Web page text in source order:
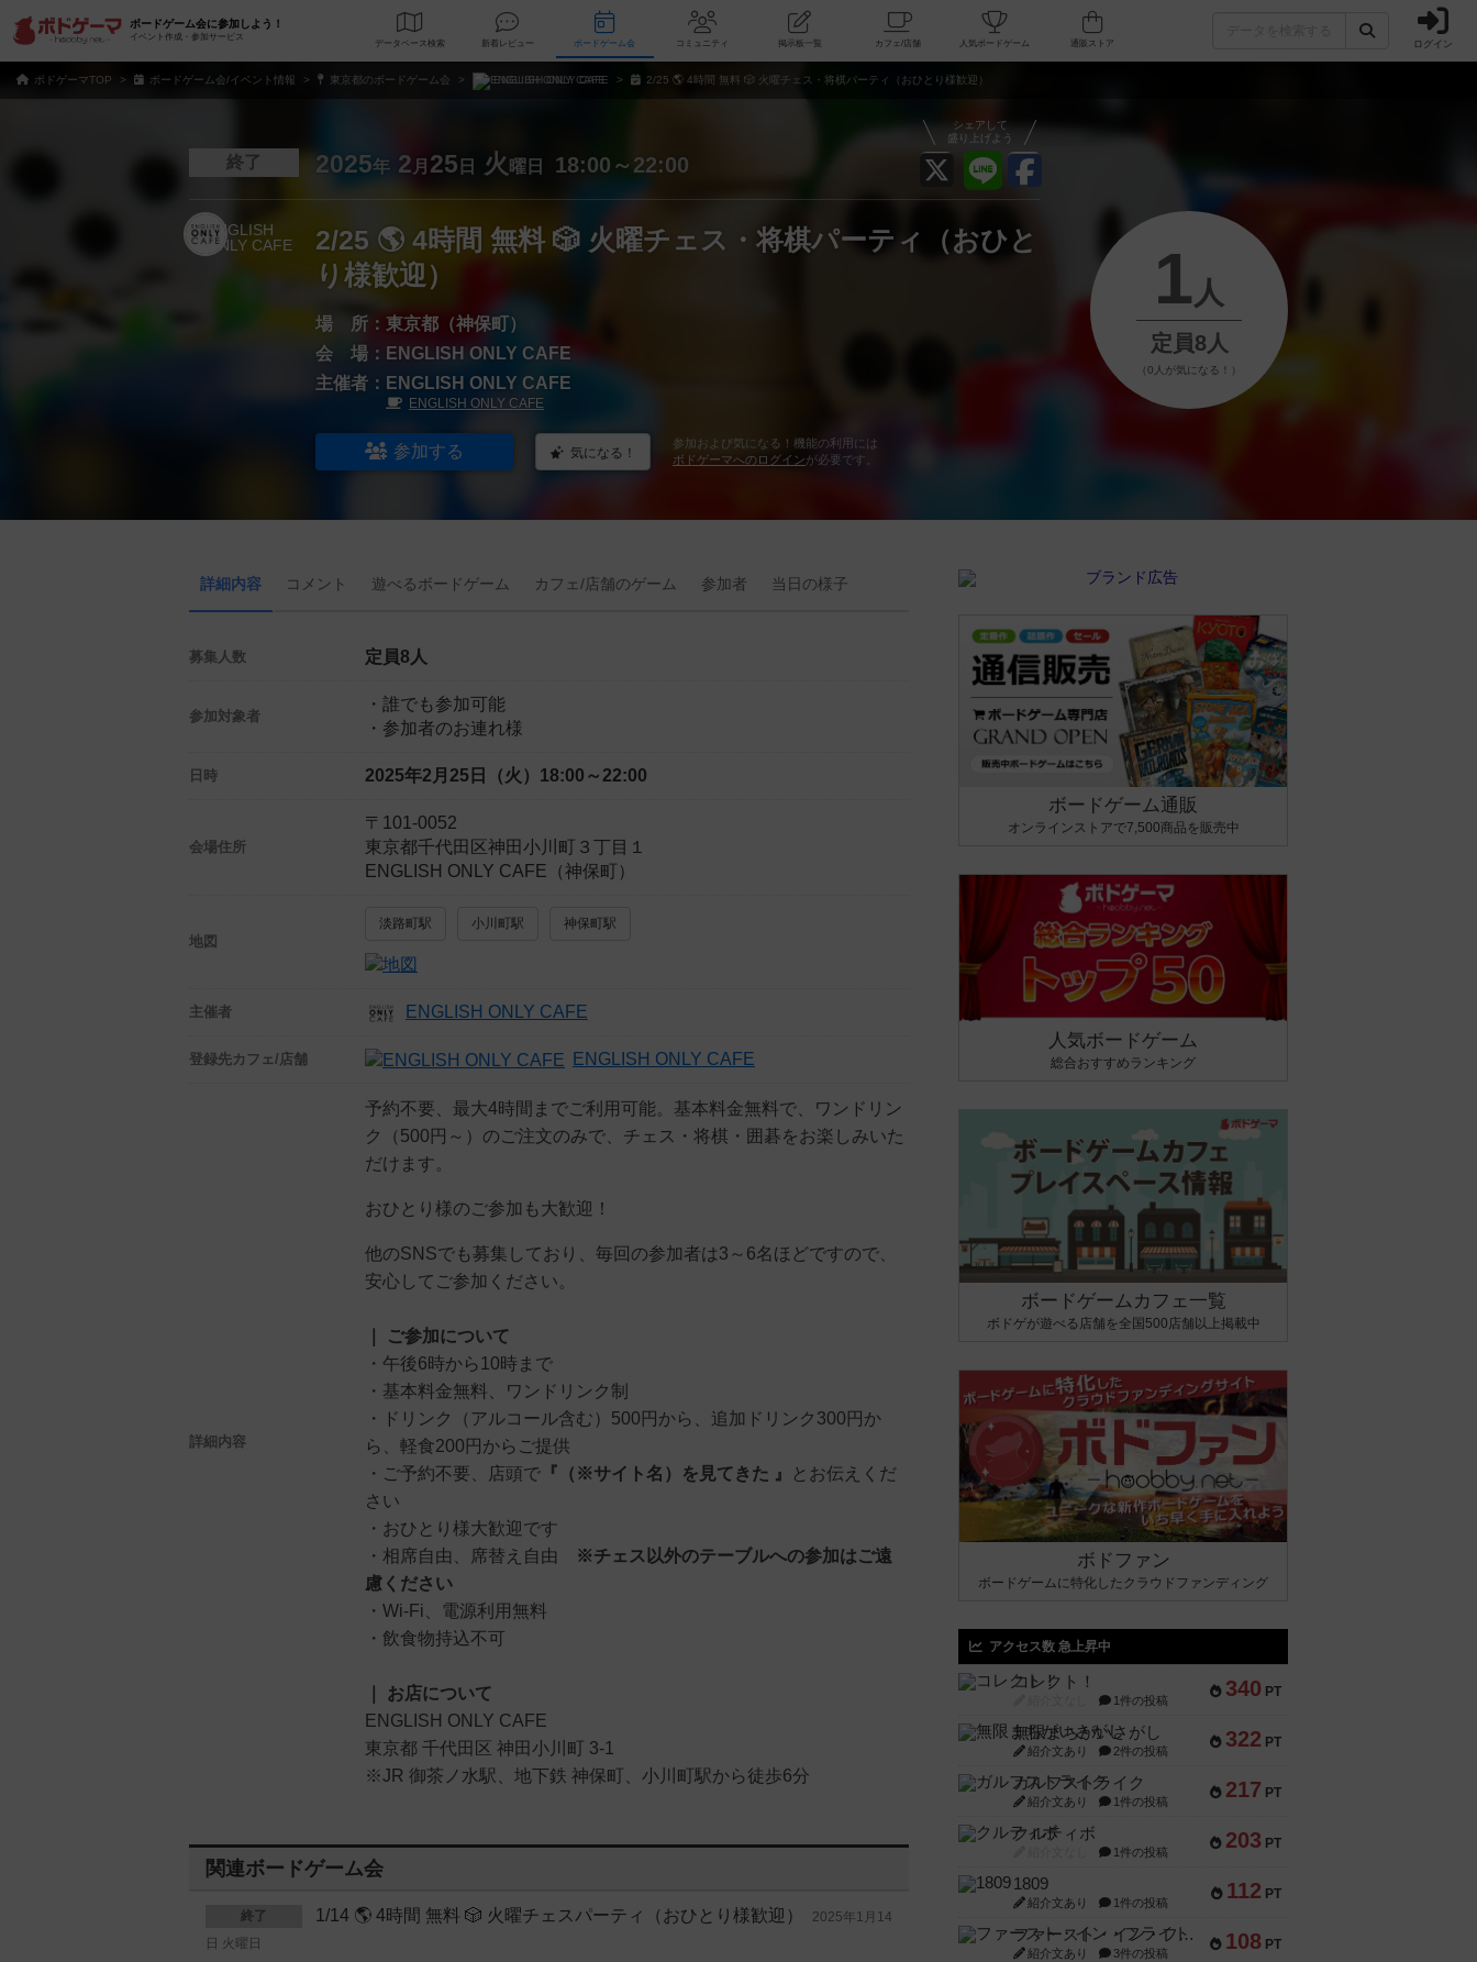
ボードゲーム会に参加しよう！
イベント作成・参加サービス
データベース 検索 新着レビュー ボードゲーム会 コミュニティ 掲示板一覧 カフェ/店舗 人気ボードゲーム ログイン
ボドゲーマTOP ボードゲーム会/イベント情報 東京都のボードゲーム会 ENGLISH ONLY CAFE 2/25 🌎 4時間 無料 🎲 火曜チェス・将棋パーティ（おひとり様歓迎）
シェアして
盛り上げよう
終了 2025年 2 月 25 日 火 曜日 18:00～22:00
2/25 🌎 4時間 無料 🎲 火曜チェス・将棋パーティ（おひと
り様歓迎）
場 所： 東京都（神保町）
会 場： ENGLISH ONLY CAFE
主催者： ENGLISH ONLY CAFE
ENGLISH ONLY CAFE
参加する 気になる！
参加および気になる！機能の利用には
ボドゲーマへのログインが必要です。
1 人
定員8人
（0人が気になる！）
詳細内容 コメント 遊べるボードゲーム カフェ/店舗のゲーム 参加者 当日の様子
募集人数 定員8人
参加対象者
・誰でも参加可能
・参加者のお連れ様
日時 2025年2月25日（火） 18:00～22:00
会場住所
〒101-0052
東京都千代田区神田小川町３丁目１
ENGLISH ONLY CAFE（神保町）
地図
淡路町駅 小川町駅 神保町駅
主催者 ENGLISH ONLY CAFE
登録先カフェ/店舗 ENGLISH ONLY CAFE
詳細内容
予約不要、最大4時間までご利用可能。基本料金無料で、ワンドリン
ク（500円～）のご注文のみで、チェス・将棋・囲碁をお楽しみいた
だけます。
おひとり様のご参加も大歓迎！
他のSNSでも募集しており、毎回の参加者は3～6名ほどですので、
安心してご参加ください。
｜ ご参加について
・午後6時から10時まで
・基本料金無料、ワンドリンク制
・ドリンク（アルコール含む）500円から、追加ドリンク300円か
ら、軽食200円からご提供
・ご予約不要、店頭で 『（※サイト名）を見てきた 』
とお伝えくだ
さい
・おひとり様大歓迎です
・相席自由、席替え自由
※チェス以外のテーブルへの参加はご遠
慮ください
・Wi-Fi、電源利用無料
・飲食物持込不可
｜ お店について
ENGLISH ONLY CAFE
東京都 千代田区 神田小川町 3-1
※JR 御茶ノ水駅、地下鉄 神保町、小川町駅から徒歩6分
関連ボードゲーム会
終了 1/14 🌎 4時間 無料 🎲 火曜チェスパーティ（おひとり様歓迎）
2025年1月14
日 火曜日
ボードゲーム通販
オンラインストアで7,500商品を販売中
人気ボードゲーム
総合おすすめランキング
ボードゲームカフェ一覧
ボドゲが遊べる店舗を全国500店舗以上掲載中
ボドファン
ボードゲームに特化したクラウドファンディング
アクセス数 急上昇中
340 PT
コレクト！
1件の投稿
322 PT
無限まちがいさがし
紹介文あり 2件の投稿
217 PT
ガルフストライク
紹介文あり 1件の投稿
203 PT
クルティボ
1件の投稿
112 PT
1809
紹介文あり 1件の投稿
108 PT
ファースト・イン・フライト
紹介文あり 3件の投稿